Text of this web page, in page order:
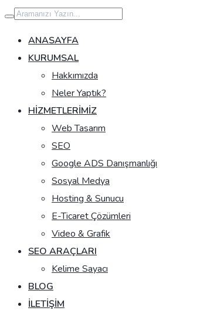
İçeriğe
geç
ANASAYFA
KURUMSAL
Hakkımızda
Neler Yaptık?
HIZMETLERIMIZ
Web Tasarım
SEO
Google ADS Danışmanlığı
Sosyal Medya
Hosting & Sunucu
E-Ticaret Çözümleri
Video & Grafik
SEO ARAÇLARI
Kelime Sayacı
BLOG
İLETIŞIM